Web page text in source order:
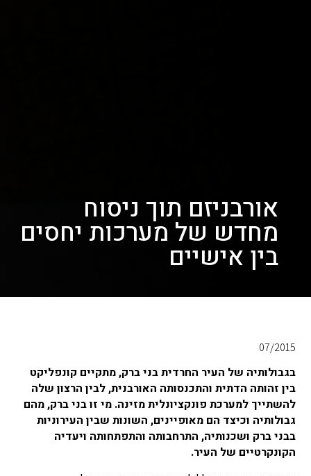
אורבניזם תוך ניסוח
מחדש של מערכות יחסים
בין אישיים
07/2015
בגבולותיה של העיר החרדית בני ברק, מתקיים קונפליקט
בין זהותה הדתית והתכנסותה האורבנית, לבין הרצון שלה
להשתייך למערכת פונקציונלית מזינה. מי זו בני ברק, מהם
גבולותיה וכיצד הם מאופיינים, השונות שבין העירוניות
בבני ברק ושכנותיה, התרחבותה והתפתחותה ויעדיה
הקונקרטיים של העיר.